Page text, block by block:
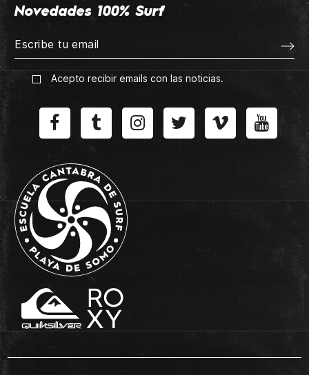
Novedades 100% Surf
Acepto recibir emails con las noticias.